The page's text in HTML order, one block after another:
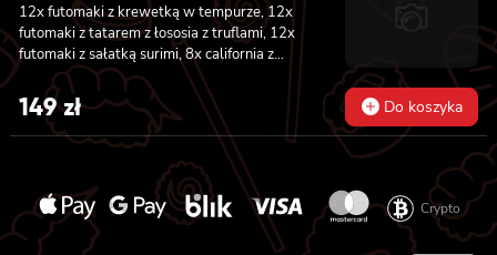
12x futomaki z krewetką w tempurze, 12x
futomaki z tatarem z łososia z truflami, 12x
futomaki z sałatką surimi, 8x california z
tuńczykiem, 8x california z pieczonym
łososiem, 8x california z sałatką surimi, 8x
hosomaki z sałatką wakame, 8x hosomaki z
tuńczykiem, 8x hosomaki z wędzonym tofu,
8x hosomaki z pieczonym łososiem i 8x
149zł Do koszyka
Crypto